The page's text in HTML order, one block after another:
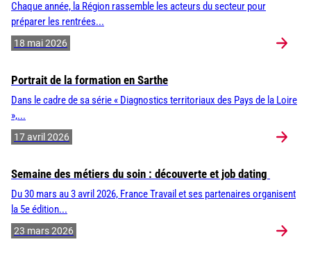
Chaque année, la Région rassemble les acteurs du secteur pour
préparer les rentrées...
18 mai 2026
Portrait de la formation en Sarthe
Dans le cadre de sa série « Diagnostics territoriaux des Pays de la Loire
»,...
17 avril 2026
Semaine des métiers du soin : découverte et job dating
Du 30 mars au 3 avril 2026, France Travail et ses partenaires organisent
la 5e édition...
23 mars 2026